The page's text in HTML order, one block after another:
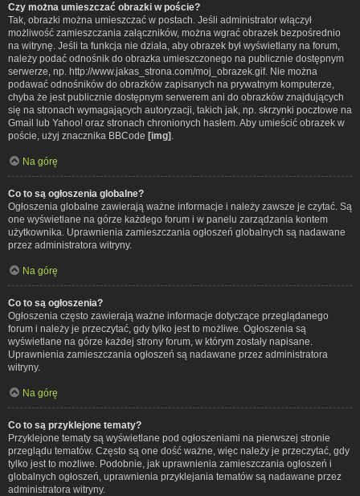
Czy można umieszczać obrazki w poście?
Tak, obrazki można umieszczać w postach. Jeśli administrator włączył
możliwość zamieszczania załączników, można wgrać obrazek bezpośrednio
na witrynę. Jeśli ta funkcja nie działa, aby obrazek był wyświetlany na forum,
należy podać odnośnik do obrazka umieszczonego na publicznie dostępnym
serwerze, np. http://www.jakas_strona.com/moj_obrazek.gif. Nie można
podawać odnośników do obrazków zapisanych na prywatnym komputerze,
chyba że jest publicznie dostępnym serwerem ani do obrazków znajdujących
się na stronach wymagających autoryzacji, takich jak, np. skrzynki pocztowe na
Gmail lub Yahoo! oraz stronach chronionych hasłem. Aby umieścić obrazek w
poście, użyj znacznika BBCode [img]
Na górę
Co to są ogłoszenia globalne?
Ogłoszenia globalne zawierają ważne informacje i należy zawsze je czytać. Są
one wyświetlane na górze każdego forum i w panelu zarządzania kontem
użytkownika. Uprawnienia zamieszczania ogłoszeń globalnych są nadawane
przez administratora witryny.
Na górę
Co to są ogłoszenia?
Ogłoszenia często zawierają ważne informacje dotyczące przeglądanego
forum i należy je przeczytać, gdy tylko jest to możliwe. Ogłoszenia są
wyświetlane na górze każdej strony forum, w którym zostały napisane.
Uprawnienia zamieszczania ogłoszeń są nadawane przez administratora
witryny.
Na górę
Co to są przyklejone tematy?
Przyklejone tematy są wyświetlane pod ogłoszeniami na pierwszej stronie
przeglądu tematów. Często są one dość ważne, więc należy je przeczytać, gdy
tylko jest to możliwe. Podobnie, jak uprawnienia zamieszczania ogłoszeń i
globalnych ogłoszeń, uprawnienia przyklejania tematów są nadawane przez
administratora witryny.